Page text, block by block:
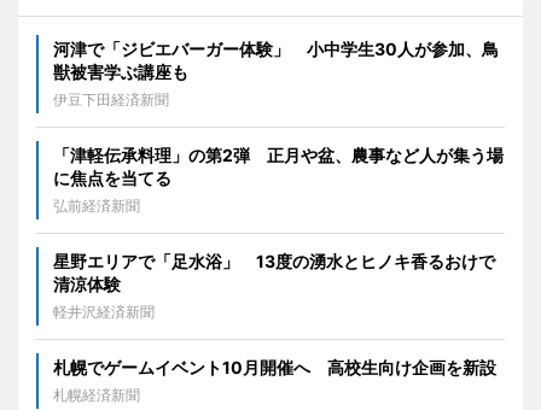
河津で「ジビエバーガー体験」 小中学生30人が参加、鳥
獣被害学ぶ講座も
伊豆下田経済新聞
「津軽伝承料理」の第2弾 正月や盆、農事など人が集う場
に焦点を当てる
弘前経済新聞
星野エリアで「足水浴」 13度の湧水とヒノキ香るおけで
清涼体験
軽井沢経済新聞
札幌でゲームイベント10月開催へ 高校生向け企画を新設
札幌経済新聞